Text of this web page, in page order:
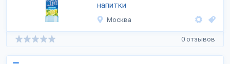
напитки
Москва
0 отзывов